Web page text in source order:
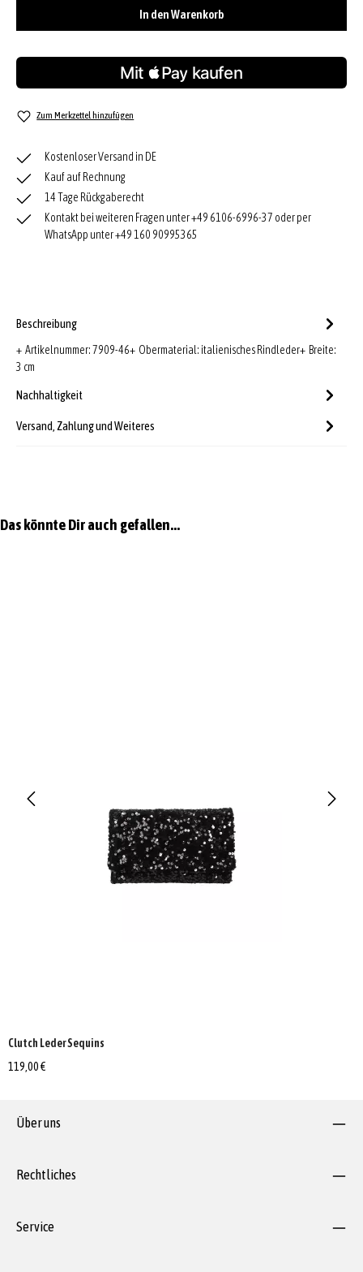
In den Warenkorb
Zum Merkzettel hinzufügen
Kostenloser Versand in DE
Kauf auf Rechnung
14 Tage Rückgaberecht
Kontakt bei weiteren Fragen unter +49 6106-6996-37 oder per
WhatsApp unter +49 160 90995365
Beschreibung
+ Artikelnummer: 7909-46+ Obermaterial: italienisches Rindleder+ Breite:
3 cm
Nachhaltigkeit
Versand, Zahlung und Weiteres
Produktgalerie überspringen
Das könnte Dir auch gefallen...
Clutch Leder Sequins
119,00 €
Über uns
Rechtliches
Service